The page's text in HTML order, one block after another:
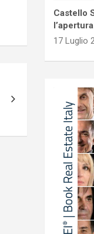
Castello
17 Luglio